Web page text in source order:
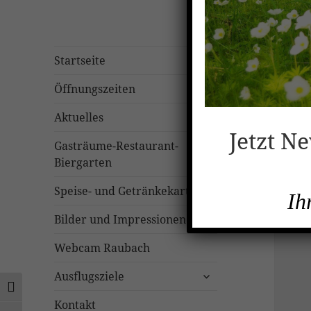
UMSCHALTEN AUF HOHE KONTRASTE
Startseite
Öffnungszeiten
Aktuelles
Gasträume-Restaurant-
Biergarten
Speise- und Getränkekarte
Bilder und Impressionen
Webcam Raubach
Ausflugsziele
untermenü
Kontakt
Jetzt